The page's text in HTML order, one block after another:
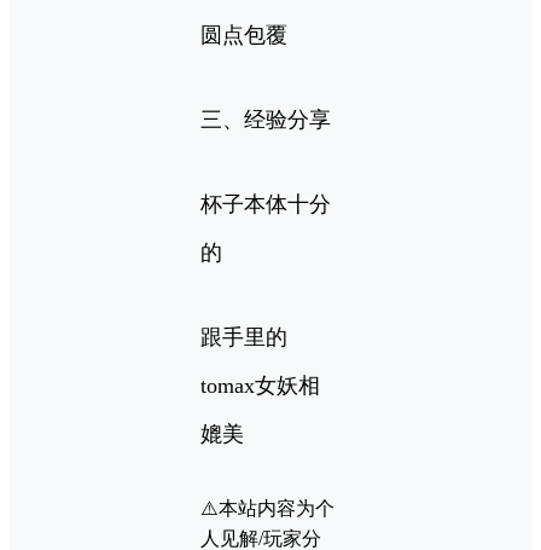
圆点包覆
三、经验分享
杯子本体十分
的
跟手里的
tomax女妖相
媲美
⚠️本站内容为个
人见解/玩家分